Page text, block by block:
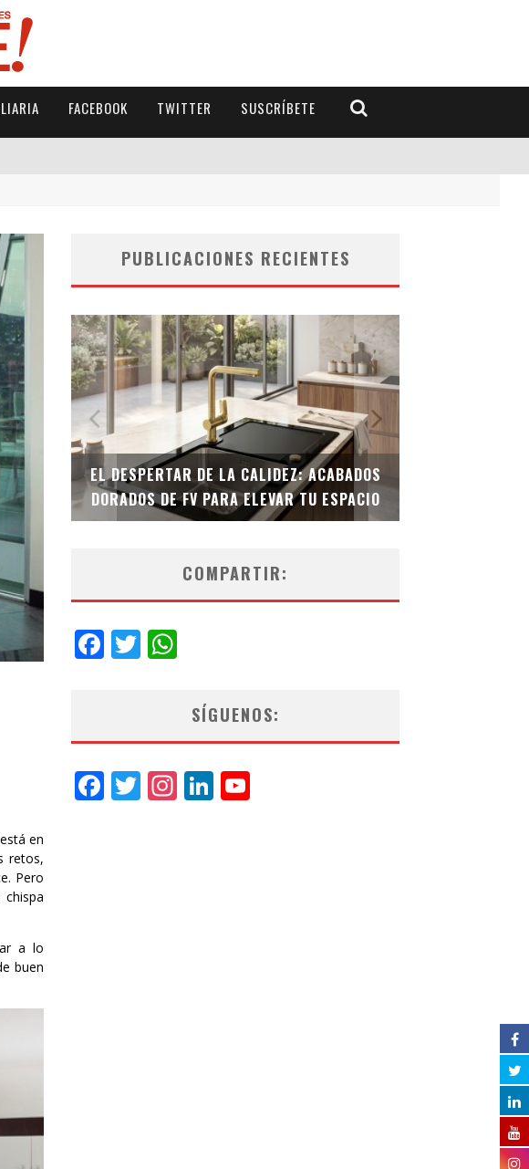
FACEBOOK TWITTER SUSCRÍBETE
en
retos,
Pero
a lo
buen
PUBLICACIONES RECIENTES
DE LA CALIDEZ: ACABADOS
PARA ELEVAR TU ESPACIO
TECNOLOGÍA Y BIENESTAR DE VANGUARDIA:
EL INODORO INTELIGENTE NEOTECH DE FV.
COMPARTIR:
Facebook
Twitter
SÍGUENOS:
Facebook
Twitter
Instagram
LinkedIn